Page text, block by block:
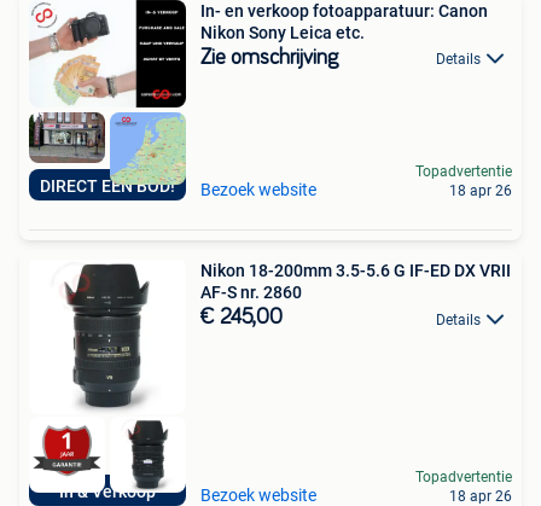
DIRECT EEN BOD!
In- en verkoop fotoapparatuur: Canon
Nikon Sony Leica etc.
Zie omschrijving Details
Bezoek website
Topadvertentie
18 apr 26
In & Verkoop
Nikon 18-200mm 3.5-5.6 G IF-ED DX VRII
AF-S nr. 2860
€ 245,00 Details
Bezoek website
Topadvertentie
18 apr 26